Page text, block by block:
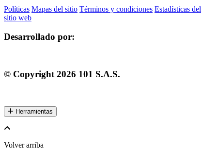
Políticas Mapas del sitio Términos y condiciones Estadísticas del
sitio web
Desarrollado por:
© Copyright2026 101 S.A.S.
Herramientas
Volver arriba